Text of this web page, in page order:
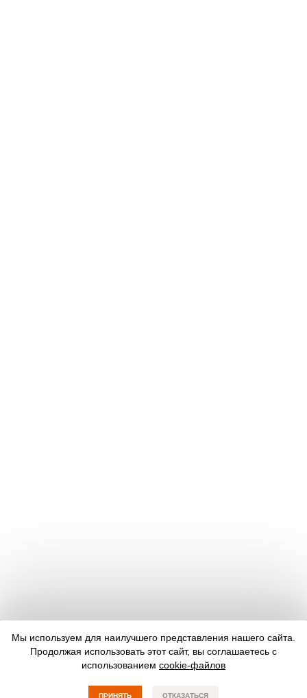
Мы используем для наилучшего представления нашего сайта.
Продолжая использовать этот сайт, вы соглашаетесь с
использованием cookie-файлов
ПРИНЯТЬ ОТКАЗАТЬСЯ